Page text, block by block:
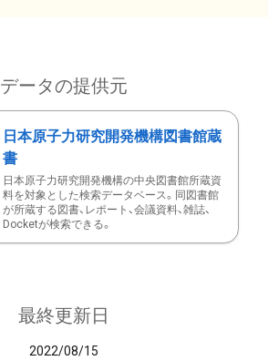
データの提供元
日本原子力研究開発機構図書館蔵
書
日本原子力研究開発機構の中央図書館所蔵資
料を対象とした検索データベース。同図書館
が所蔵する図書、レポート、会議資料、雑誌、
Docketが検索できる。
最終更新日
2022/08/15